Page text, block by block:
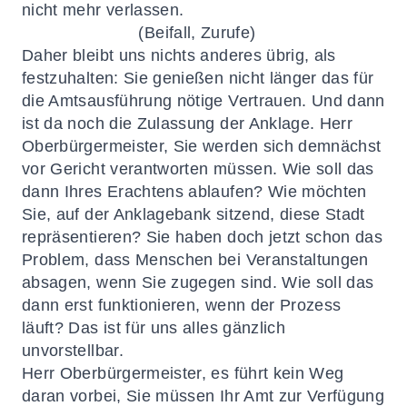
nicht mehr verlassen.
(Beifall, Zurufe)
Daher bleibt uns nichts anderes übrig, als
festzuhalten: Sie genießen nicht länger das für
die Amtsausführung nötige Vertrauen. Und dann
ist da noch die Zulassung der Anklage. Herr
Oberbürgermeister, Sie werden sich demnächst
vor Gericht verantworten müssen. Wie soll das
dann Ihres Erachtens ablaufen? Wie möchten
Sie, auf der Anklagebank sitzend, diese Stadt
repräsentieren? Sie haben doch jetzt schon das
Problem, dass Menschen bei Veranstaltungen
absagen, wenn Sie zugegen sind. Wie soll das
dann erst funktionieren, wenn der Prozess
läuft? Das ist für uns alles gänzlich
unvorstellbar.
Herr Oberbürgermeister, es führt kein Weg
daran vorbei, Sie müssen Ihr Amt zur Verfügung